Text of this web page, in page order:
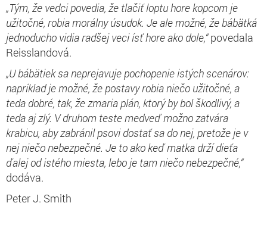
„Tým, že vedci povedia, že tlačiť loptu hore kopcom je
užitočné, robia morálny úsudok. Je ale možné, že bábätká
jednoducho vidia radšej veci ísť hore ako dole,“povedala
Reisslandová.
„U bábätiek sa neprejavuje pochopenie istých scenárov:
napríklad je možné, že postavy robia niečo užitočné, a
teda dobré, tak, že zmaria plán, ktorý by bol škodlivý, a
teda aj zlý. V druhom teste medveď možno zatvára
krabicu, aby zabránil psovi dostať sa do nej, pretože je v
nej niečo nebezpečné. Je to ako keď matka drží dieťa
ďalej od istého miesta, lebo je tam niečo nebezpečné,“
dodáva.
Peter J. Smith